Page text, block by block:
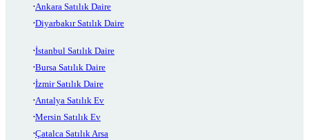
Ankara Satılık Daire
Diyarbakır Satılık Daire
İstanbul Satılık Daire
Bursa Satılık Daire
İzmir Satılık Daire
Antalya Satılık Ev
Mersin Satılık Ev
Çatalca Satılık Arsa